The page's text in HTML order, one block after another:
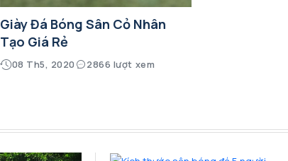
Giày Đá Bóng Sân Cỏ Nhân
Tạo Giá Rẻ
08 Th5, 2020 2866 lượt xem